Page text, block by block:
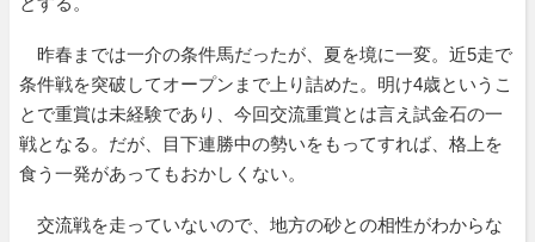
昨春までは一介の条件馬だったが、夏を境に一変。近5走で
条件戦を突破してオープンまで上り詰めた。明け4歳というこ
とで重賞は未経験であり、今回交流重賞とは言え試金石の一
戦となる。だが、目下連勝中の勢いをもってすれば、格上を
食う一発があってもおかしくない。
交流戦を走っていないので、地方の砂との相性がわからな